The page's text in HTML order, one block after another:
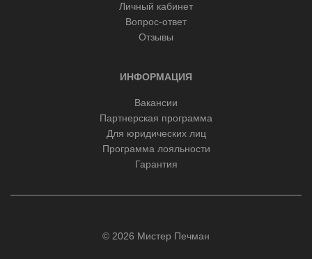
Личный кабинет
Вопрос-ответ
Отзывы
ИНФОРМАЦИЯ
Вакансии
Партнерская программа
Для юридических лиц
Программа лояльности
Гарантия
© 2026 Мистер Печман